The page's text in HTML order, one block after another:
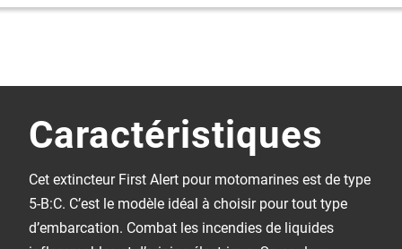
Caractéristiques
Cet extincteur First Alert pour motomarines est de type
5-B:C. C’est le modèle idéal à choisir pour tout type
d’embarcation. Combat les incendies de liquides